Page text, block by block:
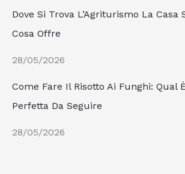
Dove Si Trova L’Agriturismo La Casa
Cosa Offre
28/05/2026
Come Fare Il Risotto Ai Funghi: Qual
Perfetta Da Seguire
28/05/2026